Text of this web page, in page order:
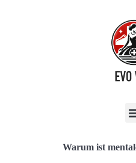
Warum ist